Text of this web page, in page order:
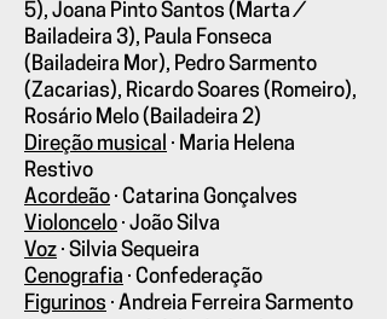
5), Joana Pinto Santos (Marta ⁄
Bailadeira 3), Paula Fonseca
(Bailadeira Mor), Pedro Sarmento
(Zacarias), Ricardo Soares (Romeiro),
Rosário Melo (Bailadeira 2)
Direção musical · Maria Helena
Restivo
Acordeão · Catarina Gonçalves
Violoncelo · João Silva
Voz · Silvia Sequeira
Cenografia · Confederação
Figurinos · Andreia Ferreira Sarmento